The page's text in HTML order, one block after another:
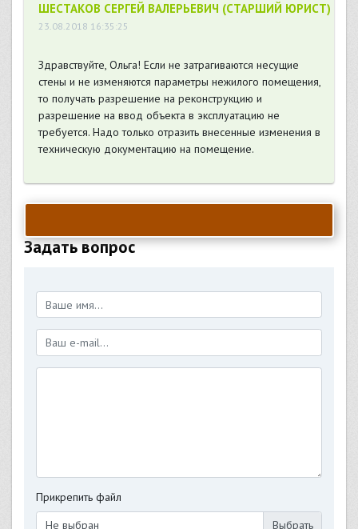
ШЕСТАКОВ СЕРГЕЙ ВАЛЕРЬЕВИЧ (СТАРШИЙ ЮРИСТ)
23.08.2018 16:35:25
Здравствуйте, Ольга! Если не затрагиваются несущие
стены и не изменяются параметры нежилого помещения,
то получать разрешение на реконструкцию и
разрешение на ввод объекта в эксплуатацию не
требуется. Надо только отразить внесенные изменения в
техническую документацию на помещение.
Задать вопрос
Прикрепить файл
Не выбран